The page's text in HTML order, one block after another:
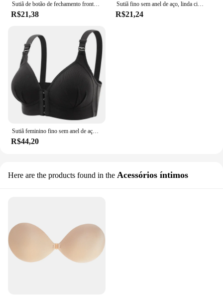
Sutiã de botão de fechamento frontal sem acolchoamento para mulheres, sutiãs sem fio, roupa interior fina respirável, copo grande Bralette
R$21,38
Sutiã fino sem anel de aço, linda cinta traseira, fivela frontal reunida, alça fina, copa triangular, francês, sexy, verão
R$21,24
Sutiã feminino fino sem anel de aço, alças de ombro ajustáveis, roupa íntima feminina, sutiã extragrande, fivela frontal, 4 fileiras
R$44,20
Here are the products found in the Acessórios íntimos